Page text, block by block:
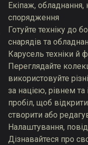
Екіпаж, обладнання,
спорядження
Готуйте техніку до
снарядів та
Карусель техніки й
Переглядайте
використовуйте
за нацією, рівнем
пробіл, щоб
створити або
Налаштування,
Дізнавайтеся про